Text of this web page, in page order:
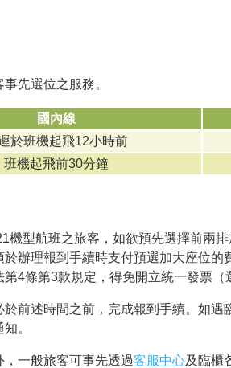
先選位之服務。
國內線
於班機起飛12小時前
班機起飛前30分鐘
機型航班之旅客，如欲預先選擇前兩
辦理報到手續時支付預選加大座位
4條第3款規定，得免開立統一發票（
前述時間之前，完成報到手續。如遇
。
一般旅客可事先透過客服中心及臨櫃